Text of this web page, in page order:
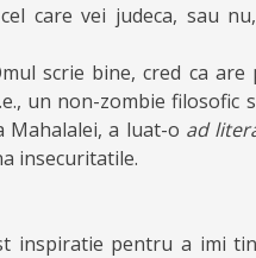
care vei judeca, sau
scrie bine, cred ca are
un non-zombie filosofic
Mahalalei, a luat-o ad
insecuritatile.
inspiratie pentru a imi